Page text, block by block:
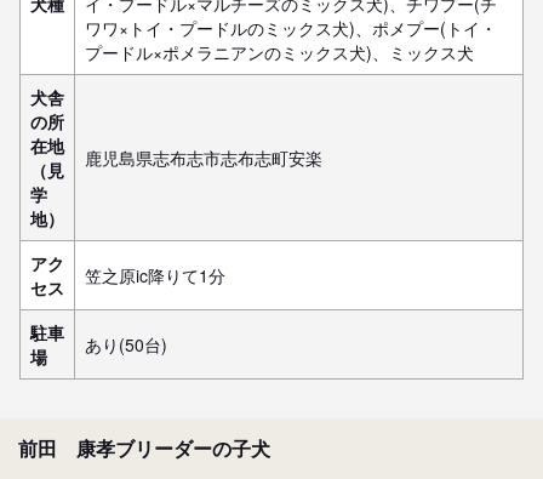
ワワ×トイ・プードルのミックス犬)、ポメプー(トイ・
プードル×ポメラニアンのミックス犬)、ミックス犬
犬舎
の所
在地
（見
学
地）
鹿児島県志布志市志布志町安楽
アク
セス
笠之原ic降りて1分
駐車
場
あり(50台)
前田 康孝ブリーダーの子犬